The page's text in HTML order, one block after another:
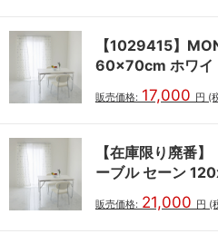
【1029415】
60x70cm ホワイ
販売価格: 17,000 円 (
【在庫限り廃番
ーブル セーン
販売価格: 21,000 円 (